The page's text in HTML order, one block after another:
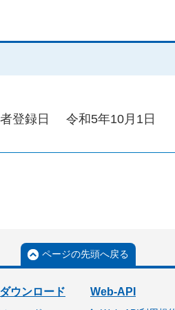
登録日 令和5年10月1日
ページの先頭へ戻る
ウンロード Web-API